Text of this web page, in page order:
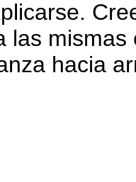
las
hacia